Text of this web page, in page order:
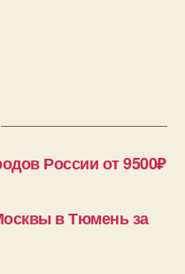
России от 9500₽
в Тюмень за